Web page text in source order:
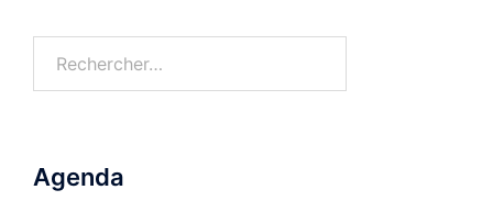
Agenda